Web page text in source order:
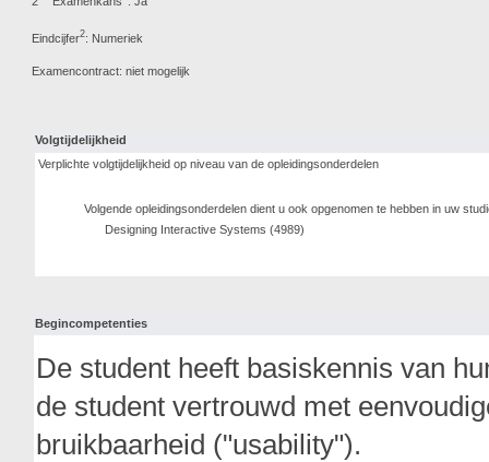
Eindcijfer2: Numeriek
Examencontract: niet mogelijk
Volgtijdelijkheid
Verplichte volgtijdelijkheid op niveau van de opleidingsonderdelen
Volgende opleidingsonderdelen dient u ook opgenomen te hebben in uw
Designing Interactive Systems (4989)
Begincompetenties
De student heeft basiskennis van
de student vertrouwd met
bruikbaarheid ("usability").